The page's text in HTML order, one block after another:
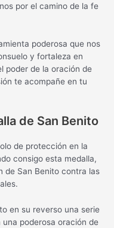
por el camino de la fe
poderosa que nos
y fortaleza en
poder de la oración de
te acompañe en tu
de San Benito
de protección en la
consigo esta medalla,
de San Benito contra las
en su reverso una serie
poderosa oración de